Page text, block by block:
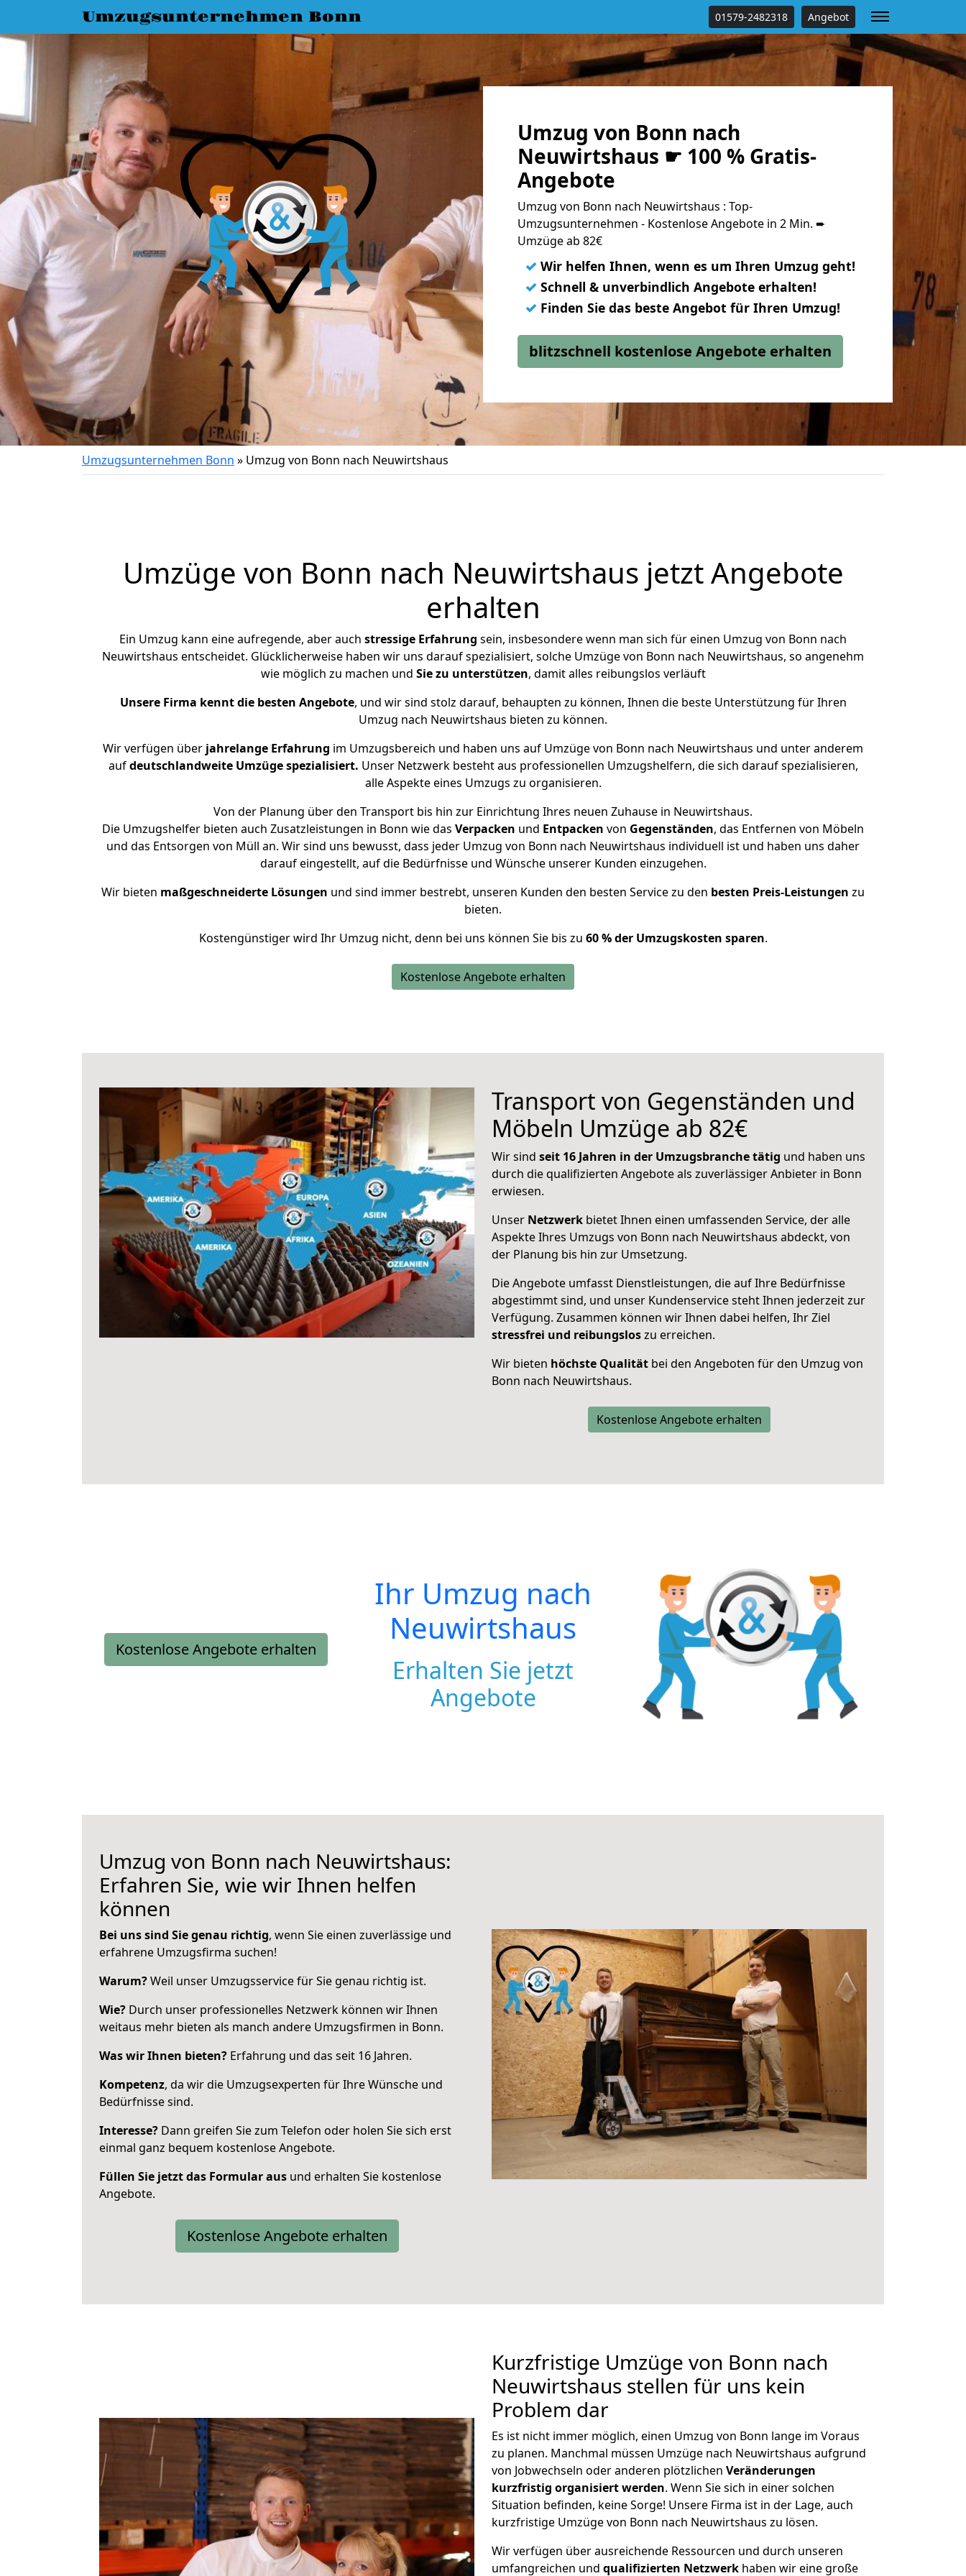
Umzugsunternehmen Bonn 01579-2482318 Angebot
Umzug von Bonn nach
Neuwirtshaus ☛ 100 % Gratis-
Angebote
Umzug von Bonn nach Neuwirtshaus : Top-
Umzugsunternehmen - Kostenlose Angebote in 2 Min. ➨
Umzüge ab 82€
✓ Wir helfen Ihnen, wenn es um Ihren Umzug geht!
✓ Schnell & unverbindlich Angebote erhalten!
✓ Finden Sie das beste Angebot für Ihren Umzug!
blitzschnell kostenlose Angebote erhalten
Umzugsunternehmen Bonn » Umzug von Bonn nach Neuwirtshaus
Umzüge von Bonn nach Neuwirtshaus jetzt Angebote
erhalten
Ein Umzug kann eine aufregende, aber auch stressige Erfahrung sein, insbesondere wenn man sich für einen Umzug von Bonn nach
Neuwirtshaus entscheidet. Glücklicherweise haben wir uns darauf spezialisiert, solche Umzüge von Bonn nach Neuwirtshaus, so angenehm
wie möglich zu machen und Sie zu unterstützen, damit alles reibungslos verläuft
Unsere Firma kennt die besten Angebote, und wir sind stolz darauf, behaupten zu können, Ihnen die beste Unterstützung für Ihren
Umzug nach Neuwirtshaus bieten zu können.
Wir verfügen über jahrelange Erfahrung im Umzugsbereich und haben uns auf Umzüge von Bonn nach Neuwirtshaus und unter anderem
aufdeutschlandweite Umzüge spezialisiert. Unser Netzwerk besteht aus professionellen Umzugshelfern, die sich darauf spezialisieren,
alle Aspekte eines Umzugs zu organisieren.
Von der Planung über den Transport bis hin zur Einrichtung Ihres neuen Zuhause in Neuwirtshaus.
Die Umzugshelfer bieten auch Zusatzleistungen in Bonn wie das Verpacken und Entpacken von Gegenständen, das Entfernen von Möbeln
und das Entsorgen von Müll an. Wir sind uns bewusst, dass jeder Umzug von Bonn nach Neuwirtshaus individuell ist und haben uns daher
darauf eingestellt, auf die Bedürfnisse und Wünsche unserer Kunden einzugehen.
Wir bieten maßgeschneiderte Lösungen und sind immer bestrebt, unseren Kunden den besten Service zu den besten Preis-Leistungen zu
bieten.
Kostengünstiger wird Ihr Umzug nicht, denn bei uns können Sie bis zu 60 % der Umzugskosten sparen.
Kostenlose Angebote erhalten
Transport von Gegenständen und
Möbeln Umzüge ab 82€
Wir sind seit 16 Jahren in der Umzugsbranche tätig und haben uns
durch die qualifizierten Angebote als zuverlässiger Anbieter in Bonn
erwiesen.
Unser Netzwerk bietet Ihnen einen umfassenden Service, der alle
Aspekte Ihres Umzugs von Bonn nach Neuwirtshaus abdeckt, von
der Planung bis hin zur Umsetzung.
Die Angebote umfasst Dienstleistungen, die auf Ihre Bedürfnisse
abgestimmt sind, und unser Kundenservice steht Ihnen jederzeit zur
Verfügung. Zusammen können wir Ihnen dabei helfen, Ihr Ziel
stressfrei und reibungsloszu erreichen.
Wir bieten höchste Qualität bei den Angeboten für den Umzug von
Bonn nach Neuwirtshaus.
Kostenlose Angebote erhalten
Kostenlose Angebote erhalten
Ihr Umzug nach
Neuwirtshaus
Erhalten Sie jetzt
Angebote
Umzug von Bonn nach Neuwirtshaus:
Erfahren Sie, wie wir Ihnen helfen
können
Bei uns sind Sie genau richtig, wenn Sie einen zuverlässige und
erfahrene Umzugsfirma suchen!
Warum?Weil unser Umzugsservice für Sie genau richtig ist.
Wie? Durch unser professionelles Netzwerk können wir Ihnen
weitaus mehr bieten als manch andere Umzugsfirmen in Bonn.
Was wir Ihnen bieten? Erfahrung und das seit 16 Jahren.
Kompetenz, da wir die Umzugsexperten für Ihre Wünsche und
Bedürfnisse sind.
Interesse? Dann greifen Sie zum Telefon oder holen Sie sich erst
einmal ganz bequem kostenlose Angebote.
Füllen Sie jetzt das Formular aus und erhalten Sie kostenlose
Angebote.
Kostenlose Angebote erhalten
Kurzfristige Umzüge von Bonn nach
Neuwirtshaus stellen für uns kein
Problem dar
Es ist nicht immer möglich, einen Umzug von Bonn lange im Voraus
zu planen. Manchmal müssen Umzüge nach Neuwirtshaus aufgrund
von Jobwechseln oder anderen plötzlichen Veränderungen
kurzfristig organisiert werden. Wenn Sie sich in einer solchen
Situation befinden, keine Sorge! Unsere Firma ist in der Lage, auch
kurzfristige Umzüge von Bonn nach Neuwirtshaus zu lösen.
Wir verfügen über ausreichende Ressourcen und durch unseren
umfangreichen und qualifizierten Netzwerk haben wir eine große